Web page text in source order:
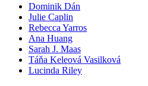
Dominik Dán
Julie Caplin
Rebecca Yarros
Ana Huang
Sarah J. Maas
Táňa Keleová Vasilková
Lucinda Riley